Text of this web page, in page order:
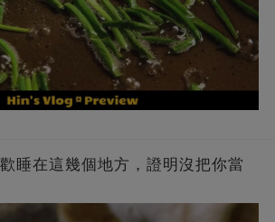
睡在這幾個地方，證明沒把你當